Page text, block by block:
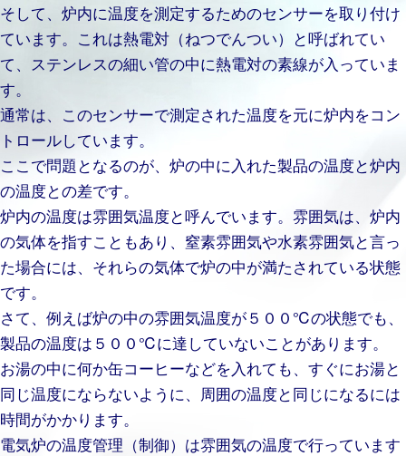
そして、炉内に温度を測定するためのセンサーを取り付け
ています。これは熱電対（ねつでんつい）と呼ばれてい
て、ステンレスの細い管の中に熱電対の素線が入っていま
す。
通常は、このセンサーで測定された温度を元に炉内をコン
トロールしています。
ここで問題となるのが、炉の中に入れた製品の温度と炉内
の温度との差です。
炉内の温度は雰囲気温度と呼んでいます。雰囲気は、炉内
の気体を指すこともあり、窒素雰囲気や水素雰囲気と言っ
た場合には、それらの気体で炉の中が満たされている状態
です。
さて、例えば炉の中の雰囲気温度が５００℃の状態でも、
製品の温度は５００℃に達していないことがあります。
お湯の中に何か缶コーヒーなどを入れても、すぐにお湯と
同じ温度にならないように、周囲の温度と同じになるには
時間がかかります。
電気炉の温度管理（制御）は雰囲気の温度で行っています